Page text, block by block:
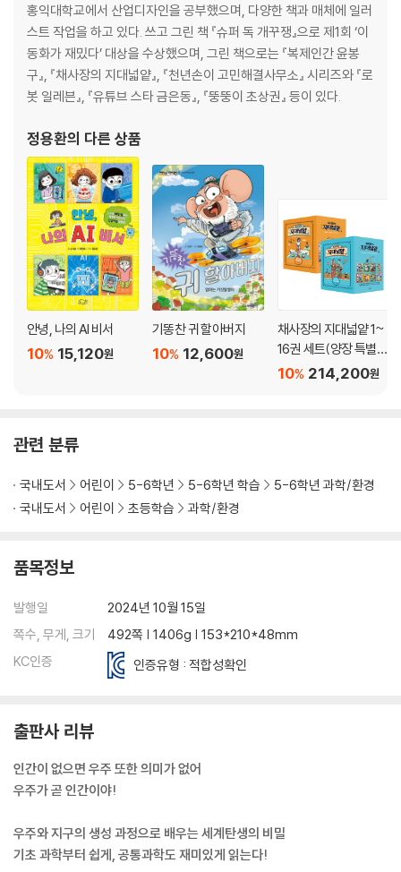
에필로그나를 구하러 와 줘
최종 정리
『채사장의 지대넓얕 11 : 시공간의 비밀』
프롤로그다른 우주의 친구
1. 빛의 속도로 날아갈 수 있다면?
- 빛은 무엇인가?
[채사장의 핵심노트] 빛의 속도
[마스터의 보고서] 빛은 무엇일까?
[Break time] 속도를 구하라!
2. 이상한 과학자들
- 특수 상대성이론
[마스터의 보고서] 아인슈타인의 생애
[Break time] 아인슈타인의 미로찾기
[채사장의 핵심노트] 시공간의 곡률
[Break time] 알쏭달쏭 중력 퀴즈!
[채사장의 핵심노트] 눈에 보이지 않는 세계
[Break time] 양자역학을 알려 줘!
5. 결정되지 않은 우주
[마스터의 보고서] 슈뢰딩거의 고양이
에필로그행성의 아침
과학 편 총정리
홍익대학교에서 산업디자인을 공부했으며, 다양한 책과 매체에 일러
스트 작업을 하고 있다. 쓰고 그린 책 『슈퍼 독 개꾸쟁』으로 제1회 ‘이
동화가 재밌다’ 대상을 수상했으며, 그린 책으로는 『복제인간 윤봉
구』, 『채사장의 지대넓얕』, 『천년손이 고민해결사무소』 시리즈와 『로
봇 일레븐』, 『유튜브 스타 금은동』, 『뚱뚱이 초상권』 등이 있다.
정용환의 다른 상품
안녕, 나의 AI 비서
15,120원
10%
기똥찬 귀 할아버지
12,600원
10%
채사장의 지대넓얕 1~
16권 세트(양장 특별
판)
214,200원
10%
관련 분류
국내도서 어린이 5-6학년 5-6학년 학습
5-6학년 과학/환경
국내도서
어린이 초등학습 과학/환경
품목정보
발행일
2024년 10월 15일
쪽수, 무게, 크기
492쪽 | 1406g | 153*210*48mm
KC인증
인증유형 : 적합성확인
출판사 리뷰
인간이 없으면 우주 또한 의미가 없어
우주가 곧 인간이야!
우주와 지구의 생성 과정으로 배우는 세계탄생의 비밀
기초 과학부터 쉽게, 공통과학도 재미있게 읽는다!